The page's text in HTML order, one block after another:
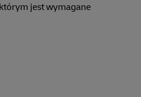
jest wymagane